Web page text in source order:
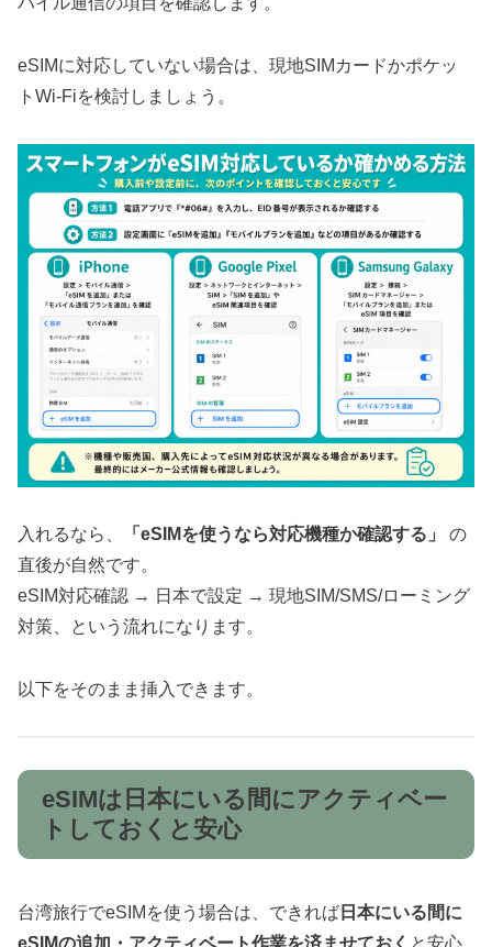
eSIMに対応していない場合は、現地SIMカードかポケッ
トWi-Fiを検討しましょう。
入れるなら、 「eSIMを使うなら対応機種か確認する」
の
直後が自然です。
eSIM対応確認 → 日本で設定 → 現地SIM/SMS/ローミング
対策、という流れになります。
以下をそのまま挿入できます。
eSIMは日本にいる間にアクティベー
トしておくと安心
台湾旅行でeSIMを使う場合は、できれば 日本にいる間に